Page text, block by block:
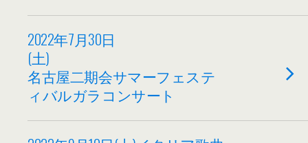
2022年7月30日
(土
名古屋二期会サマーフェステ
ィバルガラコンサート